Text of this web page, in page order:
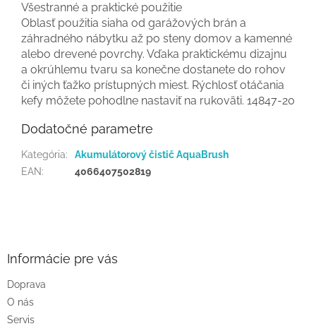
Všestranné a praktické použitie
Oblasť použitia siaha od garážových brán a
záhradného nábytku až po steny domov a kamenné
alebo drevené povrchy. Vďaka praktickému dizajnu
a okrúhlemu tvaru sa konečne dostanete do rohov
či iných ťažko prístupných miest. Rýchlosť otáčania
kefy môžete pohodlne nastaviť na rukoväti. 14847-20
Dodatočné parametre
Kategória:
Akumulátorový čistič AquaBrush
EAN: 4066407502819
e
Informácie pre vás
Doprava
O nás
Servis